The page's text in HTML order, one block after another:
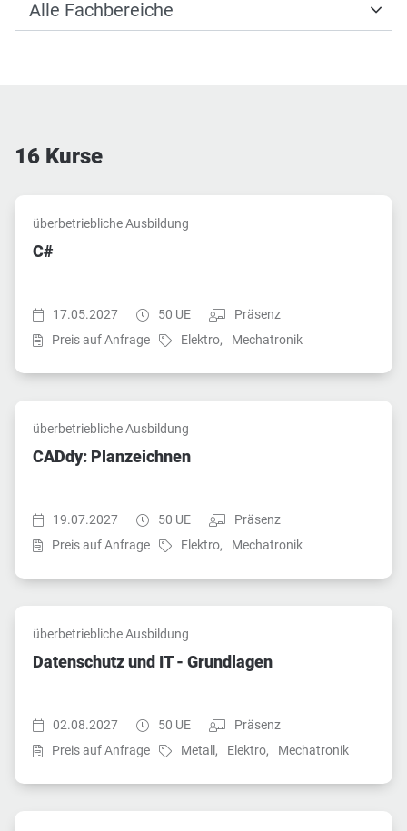
16 Kurse
überbetriebliche Ausbildung
C#
Startzeit:
17.05.2027 Dauer:
50 UE Teilnahmeart:
Präsenz
Preis auf Anfrage
Fach:
Elektro, Fach:
Mechatronik
überbetriebliche Ausbildung
CADdy: Planzeichnen
Startzeit:
19.07.2027 Dauer:
50 UE Teilnahmeart:
Präsenz
Preis auf Anfrage
Fach:
Elektro, Fach:
Mechatronik
überbetriebliche Ausbildung
Datenschutz und IT - Grundlagen
Startzeit:
02.08.2027 Dauer:
50 UE Teilnahmeart:
Präsenz
Preis auf Anfrage
Fach:
Metall, Fach:
Elektro, Fach:
Mechatronik